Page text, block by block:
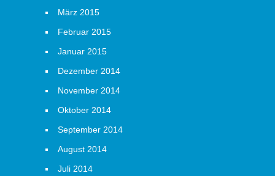
März 2015
Februar 2015
Januar 2015
Dezember 2014
November 2014
Oktober 2014
September 2014
August 2014
Juli 2014